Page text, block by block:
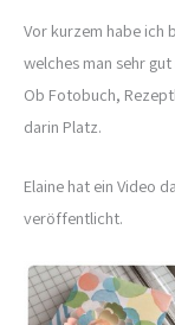
Vor kurzem habe ich
welches man sehr
Ob Fotobuch,
darin Platz.
Elaine hat ein Video
veröffentlicht.